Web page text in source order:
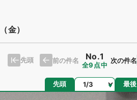
金）
先頭 前の件名 No.1
全9点中
次の件名
先頭 ページ 最後